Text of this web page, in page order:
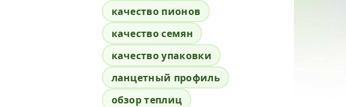
качество пионов
качество семян
качество упаковки
ланцетный профиль
обзор теплиц